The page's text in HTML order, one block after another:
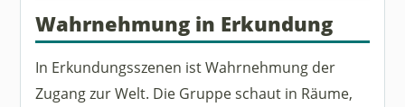
Wahrnehmung in Erkundung
In Erkundungsszenen ist Wahrnehmung der
Zugang zur Welt. Die Gruppe schaut in Räume,